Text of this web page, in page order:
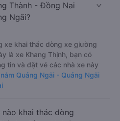
Thành - Đồng Nai
Ngãi?
xe khai thác dòng xe giường
là xe Khang Thịnh, bạn có
tin và đặt vé các nhà xe này
Quảng Ngãi - Quảng Ngãi
nào khai thác dòng